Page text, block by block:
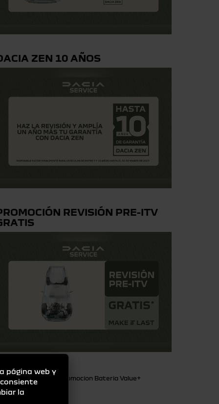
ZEN 10 AÑOS
REVISIÓN PRE-ITV
Promocion Bateria Value+
página web y
la